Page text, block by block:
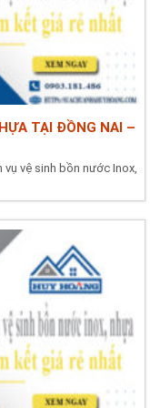
TẠI ĐỒNG NAI –
vệ sinh bồn nước Inox,